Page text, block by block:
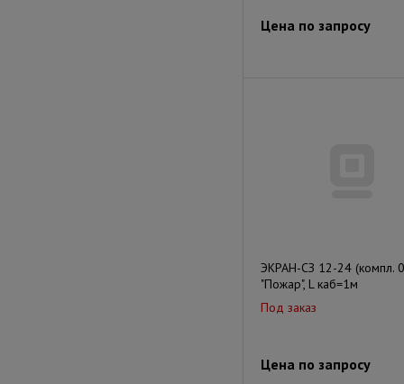
Цена по запросу
ЭКРАН-СЗ 12-24 (компл.
"Пожар", L каб=1м
Под заказ
Цена по запросу